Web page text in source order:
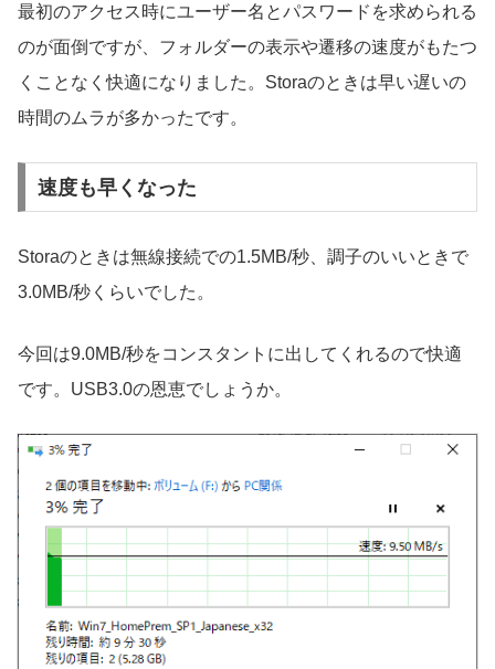
最初のアクセス時にユーザー名とパスワードを求められる
のが面倒ですが、フォルダーの表示や遷移の速度がもたつ
くことなく快適になりました。Storaのときは早い遅いの
時間のムラが多かったです。
速度も早くなった
Storaのときは無線接続での1.5MB/秒、調子のいいときで
3.0MB/秒くらいでした。
今回は9.0MB/秒をコンスタントに出してくれるので快適
です。USB3.0の恩恵でしょうか。